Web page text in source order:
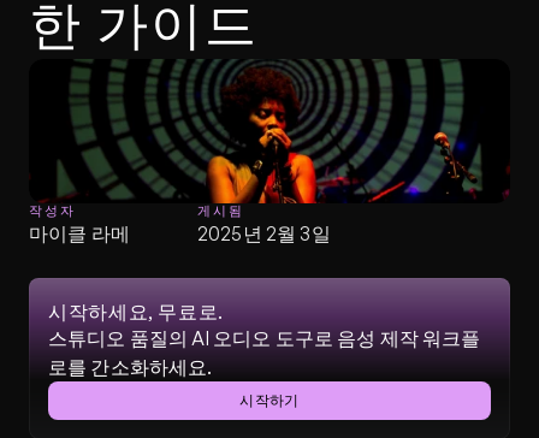
한 가이드
작성자
마이클 라메
게시됨
2025년 2월 3일
시작하세요, 무료로.
스튜디오 품질의 AI 오디오 도구로 음성 제작 워크플
로를 간소화하세요.
시작하기